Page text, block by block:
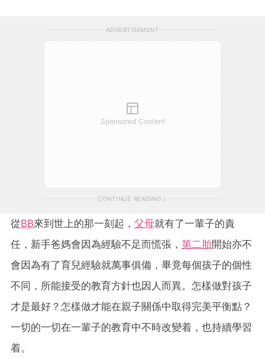
ADVERTISEMENT
Sponsored Content
CONTINUE READING
從BB來到世上的那一刻起， 父母就有了一輩子的責
任，新手爸媽會因為經驗不足而慌張， 第二胎開始亦不
會因為有了育兒經驗就萬事俱備，畢竟每個孩子的個性
不同，所能接受的教育方針也因人而異。怎樣做對孩子
才是最好？怎樣做才能在親子關係中取得完美平衡點？
一切的一切在一輩子的教育中不時改變着，也持續學習
着。